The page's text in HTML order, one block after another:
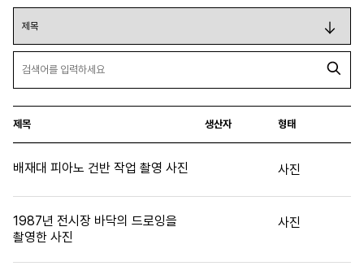
제목 생산자 형태
배재대 피아노 건반 작업 촬영 사진 사진
1987년 전시장 바닥의 드로잉을
촬영한 사진
사진